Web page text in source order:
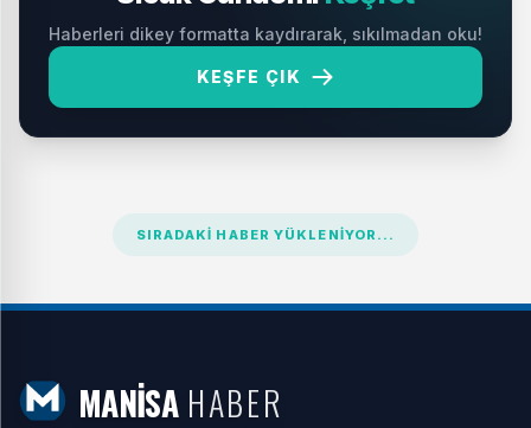
Haberleri dikey formatta kaydırarak, sıkılmadan oku!
KEŞFE ÇIK
SIRADAKI HABER YÜKLENIYOR...
MANİSA HABER